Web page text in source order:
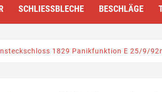
SCHLIESSBLECHE BESCHLÄGE
1829 Panikfunktion E 25/9/